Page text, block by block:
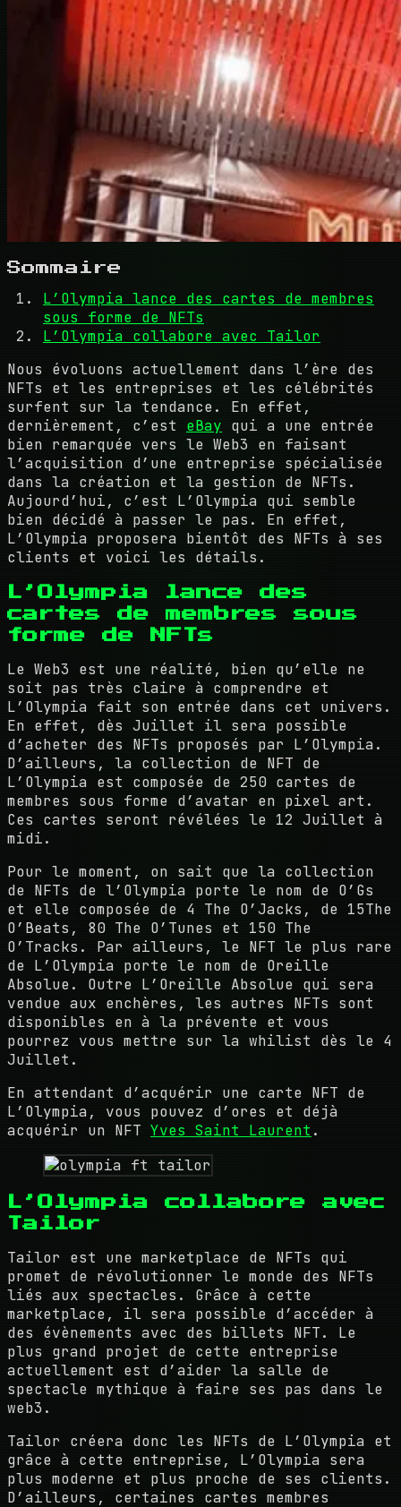
Sommaire
L’Olympia lance des cartes de membres
sous forme de NFTs
L’Olympia collabore avec Tailor
Nous évoluons actuellement dans l’ère des
NFTs et les entreprises et les célébrités
surfent sur la tendance. En effet,
dernièrement, c’est eBay qui a une entrée
bien remarquée vers le Web3 en faisant
l’acquisition d’une entreprise spécialisée
dans la création et la gestion de NFTs.
Aujourd’hui, c’est L’Olympia qui semble
bien décidé à passer le pas. En effet,
L’Olympia proposera bientôt des NFTs à ses
clients et voici les détails.
L’Olympia lance des
cartes de membres sous
forme de NFTs
Le Web3 est une réalité, bien qu’elle ne
soit pas très claire à comprendre et
L’Olympia fait son entrée dans cet univers.
En effet, dès Juillet il sera possible
d’acheter des NFTs proposés par L’Olympia.
D’ailleurs, la collection de NFT de
L’Olympia est composée de 250 cartes de
membres sous forme d’avatar en pixel art.
Ces cartes seront révélées le 12 Juillet à
midi.
Pour le moment, on sait que la collection
de NFTs de l’Olympia porte le nom de O’Gs
et elle composée de 4 The O’Jacks, de 15The
O’Beats, 80 The O’Tunes et 150 The
O’Tracks. Par ailleurs, le NFT le plus rare
de L’Olympia porte le nom de Oreille
Absolue. Outre L’Oreille Absolue qui sera
vendue aux enchères, les autres NFTs sont
disponibles en à la prévente et vous
pourrez vous mettre sur la whilist dès le 4
Juillet.
En attendant d’acquérir une carte NFT de
L’Olympia, vous pouvez d’ores et déjà
acquérir un NFT Yves Saint Laurent .
L’Olympia collabore avec
Tailor
Tailor est une marketplace de NFTs qui
promet de révolutionner le monde des NFTs
liés aux spectacles. Grâce à cette
marketplace, il sera possible d’accéder à
des évènements avec des billets NFT. Le
plus grand projet de cette entreprise
actuellement est d’aider la salle de
spectacle mythique à faire ses pas dans le
web3.
Tailor créera donc les NFTs de L’Olympia et
grâce à cette entreprise, L’Olympia sera
plus moderne et plus proche de ses clients.
D’ailleurs, certaines cartes membres